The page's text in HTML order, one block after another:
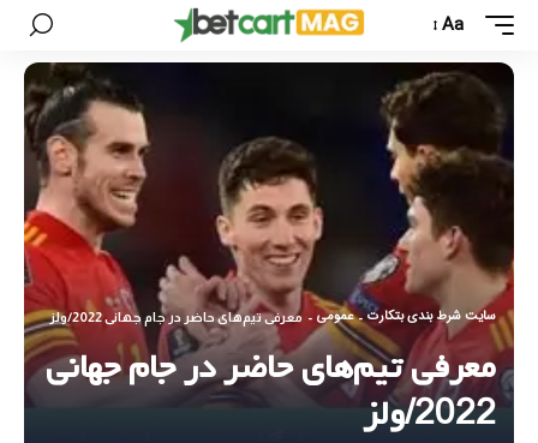
Aa
سایت شرط بندی بتکارت - عمومی - معرفی تیم‌های حاضر در جام جهانی 2022/ولز
معرفی تیم‌های حاضر در جام جهانی
2022/ولز